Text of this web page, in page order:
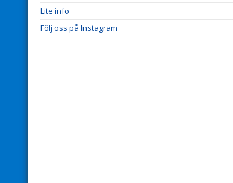
Lite info
Följ oss på Instagram